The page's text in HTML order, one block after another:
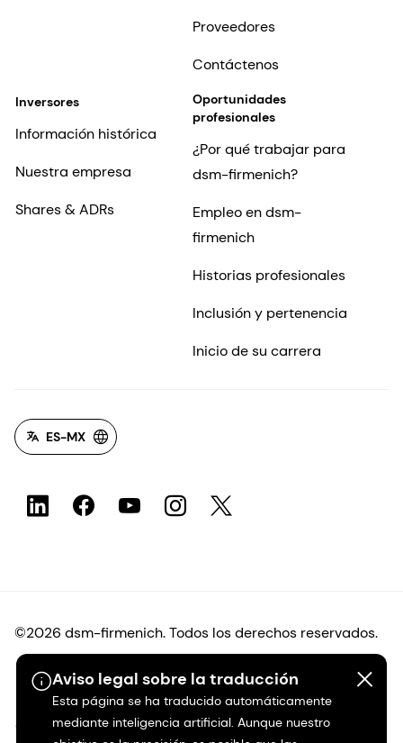
Aviso legal sobre la traducción
Esta página se ha traducido automáticamente
mediante inteligencia artificial. Aunque nuestro
Proveedores
Contáctenos
Inversores
Información histórica
Nuestra empresa
Shares & ADRs
Oportunidades
profesionales
¿Por qué trabajar para
dsm-firmenich?
Empleo en dsm-
firmenich
Historias profesionales
Inclusión y pertenencia
Inicio de su carrera
ES-MX
©2026 dsm-firmenich. Todos los derechos reservados.
Protección de datos
Condiciones de uso